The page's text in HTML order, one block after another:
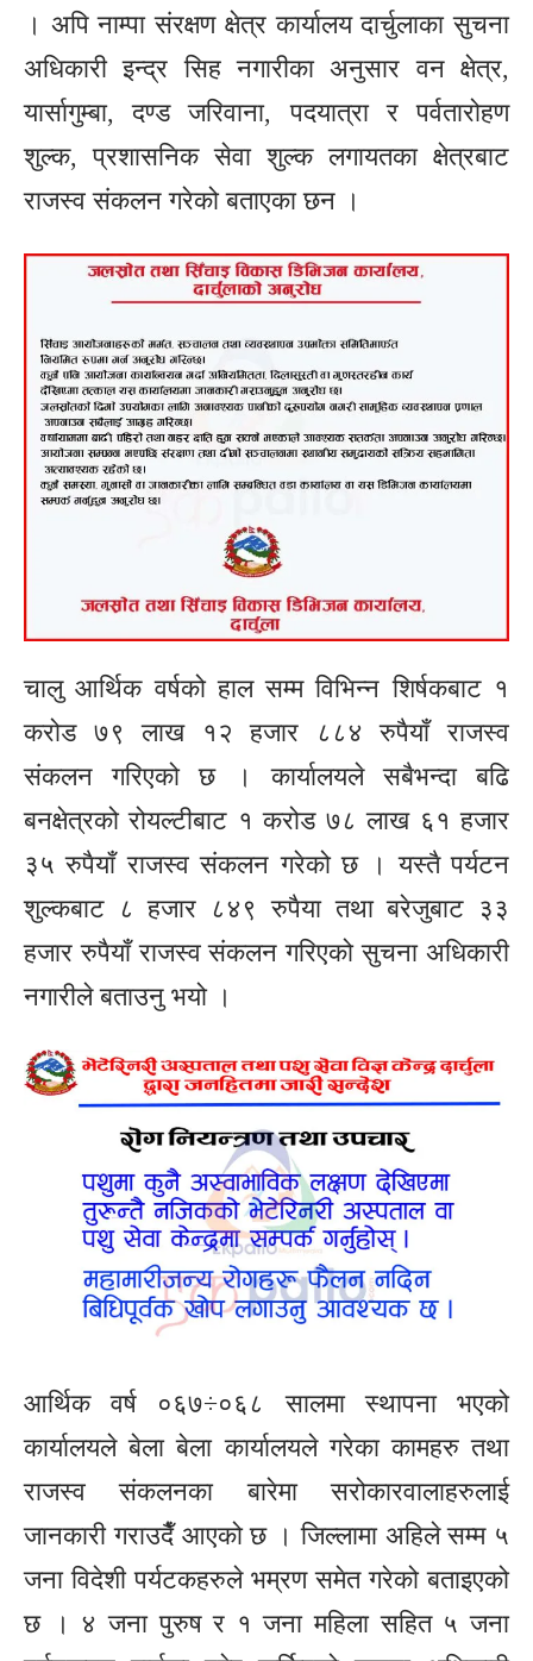
। अपि नाम्पा संरक्षण क्षेत्र कार्यालय दार्चुलाका सुचना
अधिकारी इन्द्र सिह नगारीका अनुसार वन क्षेत्र,
यार्सागुम्बा, दण्ड जरिवाना, पदयात्रा र पर्वतारोहण
शुल्क, प्रशासनिक सेवा शुल्क लगायतका क्षेत्रबाट
राजस्व संकलन गरेको बताएका छन ।
चालु आर्थिक वर्षको हाल सम्म विभिन्न शिर्षकबाट १
करोड ७९ लाख १२ हजार ८८४ रुपैयाँ राजस्व
संकलन गरिएको छ । कार्यालयले सबैभन्दा बढि
बनक्षेत्रको रोयल्टीबाट १ करोड ७८ लाख ६१ हजार
३५ रुपैयाँ राजस्व संकलन गरेको छ । यस्तै पर्यटन
शुल्कबाट ८ हजार ८४९ रुपैया तथा बरेजुबाट ३३
हजार रुपैयाँ राजस्व संकलन गरिएको सुचना अधिकारी
नगारीले बताउनु भयो ।
आर्थिक वर्ष ०६७÷०६८ सालमा स्थापना भएको
कार्यालयले बेला बेला कार्यालयले गरेका कामहरु तथा
राजस्व संकलनका बारेमा सरोकारवालाहरुलाई
जानकारी गराउदैँ आएको छ । जिल्लामा अहिले सम्म ५
जना विदेशी पर्यटकहरुले भम्रण समेत गरेको बताइएको
छ । ४ जना पुरुष र १ जना महिला सहित ५ जना